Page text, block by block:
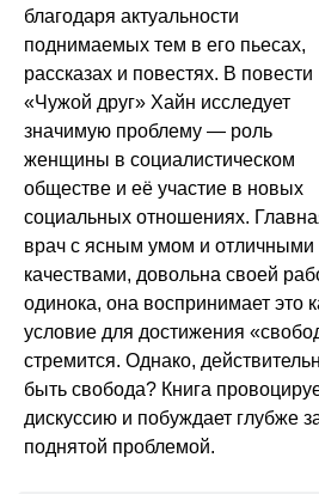
Chuzhoi_drug_22
Chuzhoi_drug_24
Chuzhoi_drug_25
Chuzhoi_drug_26
Chuzhoi_drug_27
Chuzhoi_drug_28
Chuzhoi_drug_30
Chuzhoi_drug_31
Chuzhoi_drug_32
Chuzhoi_drug_33
благодаря актуальности
поднимаемых тем в его пьесах,
рассказах и повестях. В повести
«Чужой друг» Хайн исследует
значимую проблему — роль
женщины в социалистическом
обществе и её участие в новых
социальных отношениях.
врач с ясным умом и
качествами, довольна своей
одинока, она воспринимает это
условие для достижения
стремится. Однако,
быть свобода? Книга
дискуссию и побуждает глубже
поднятой проблемой.